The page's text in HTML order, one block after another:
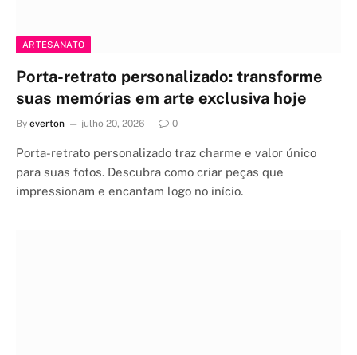
ARTESANATO
Porta-retrato personalizado: transforme
suas memórias em arte exclusiva hoje
By everton julho 20, 2026 0
Porta-retrato personalizado traz charme e valor único
para suas fotos. Descubra como criar peças que
impressionam e encantam logo no início.